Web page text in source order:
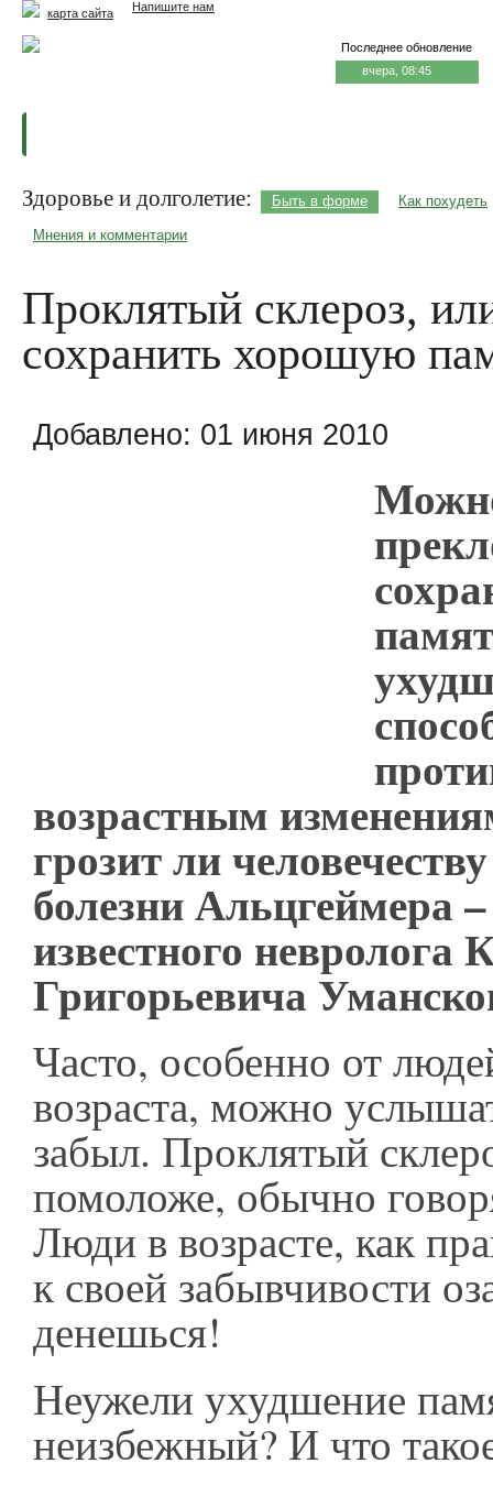
Напишите нам
карта сайта
Последнее обновление
вчера, 08:45
Здоровье и долголетие: Быть в форме Как похудеть
Мнения и комментарии
Проклятый склероз,
сохранить хорошую
Добавлено: 01 июня 2010
возрастным
грозит ли
болезни Альцгеймера
известного невролога
Григорьевича
Часто, особенно от
возраста, можно
забыл. Проклятый
помоложе, обычно
Люди в возрасте, как
к своей забывчивости
денешься!
Неужели ухудшение
неизбежный? И что